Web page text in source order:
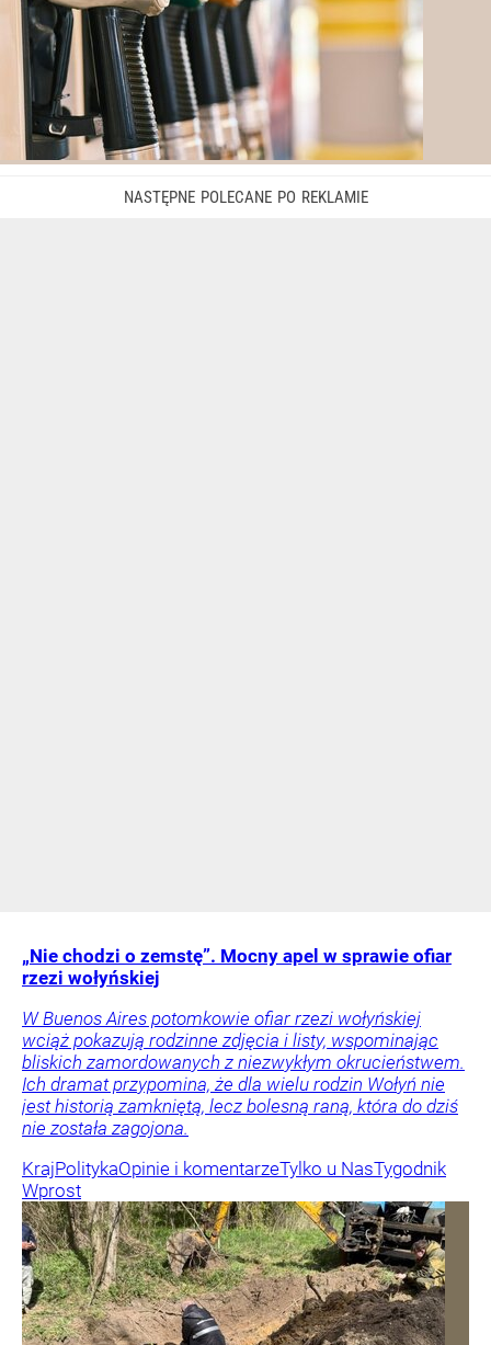
„Nie chodzi o zemstę”. Mocny apel w sprawie ofiar
rzezi wołyńskiej
W Buenos Aires potomkowie ofiar rzezi wołyńskiej
wciąż pokazują rodzinne zdjęcia i listy, wspominając
bliskich zamordowanych z niezwykłym okrucieństwem.
Ich dramat przypomina, że dla wielu rodzin Wołyń nie
jest historią zamkniętą, lecz bolesną raną, która do dziś
nie została zagojona.
KrajPolitykaOpinie i komentarzeTylko u NasTygodnik
Wprost